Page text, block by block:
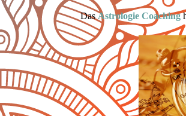
DasAstrologie Coaching